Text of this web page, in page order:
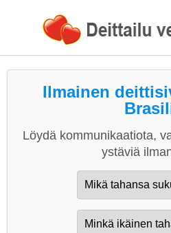
Ilmainen
Löydä kommunikaatiota,
ystäviä